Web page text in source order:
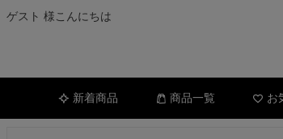
ゲスト 様こんにちは
新着商品 商品一覧 お